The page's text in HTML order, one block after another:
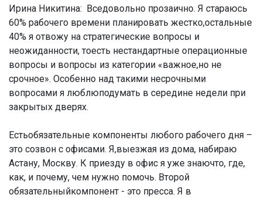
Ирина Никитина:
Вседовольно прозаично. Я стараюсь
60% рабочего времени планировать жестко,остальные
40% я отвожу на стратегические вопросы и
неожиданности, тоесть нестандартные операционные
вопросы и вопросы из категории «важное,но не
срочное». Особенно над такими несрочными
вопросами я люблюподумать в середине недели при
закрытых дверях.
Естьобязательные компоненты любого рабочего дня –
это созвон с офисами. Я,выезжая из дома, набираю
Астану, Москву. К приезду в офис я уже знаючто, где,
как, и почему, чем нужно помочь. Второй
обязательныйкомпонент - это пресса. Я в